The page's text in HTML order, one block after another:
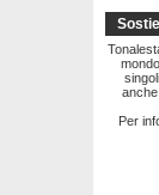
Per